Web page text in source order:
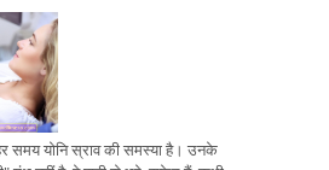
समय योनि स्राव की समस्या है। उनके